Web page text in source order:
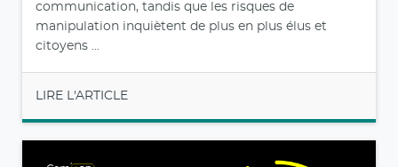
communication, tandis que les risques de
manipulation inquiètent de plus en plus élus et
citoyens ...
LIRE L'ARTICLE